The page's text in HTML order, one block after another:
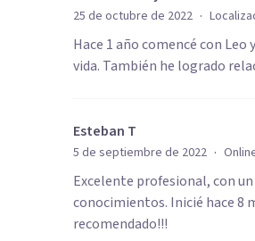
25 de octubre de 2022 ·
Hace 1 año comencé con
vida. También he logrado
Esteban T
5 de septiembre de 2022 ·
Excelente profesional, con
conocimientos. Inicié hace 8
recomendado!!!